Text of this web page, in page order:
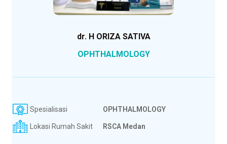
dr. H ORIZA SATIVA
OPHTHALMOLOGY
Spesialisasi OPHTHALMOLOGY
Lokasi Rumah Sakit RSCA Medan